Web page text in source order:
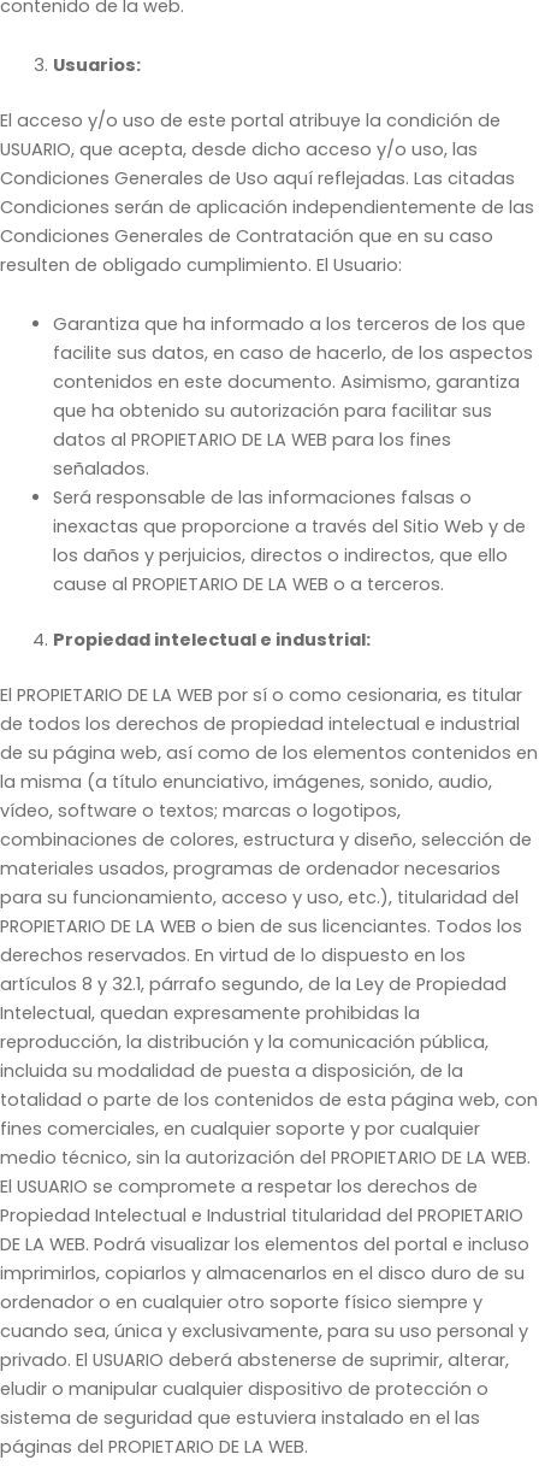
contenido de la web.
Usuarios:
El acceso y/o uso de este portal atribuye la condición de
USUARIO, que acepta, desde dicho acceso y/o uso, las
Condiciones Generales de Uso aquí reflejadas. Las citadas
Condiciones serán de aplicación independientemente de las
Condiciones Generales de Contratación que en su caso
resulten de obligado cumplimiento. El Usuario:
Garantiza que ha informado a los terceros de los que
facilite sus datos, en caso de hacerlo, de los aspectos
contenidos en este documento. Asimismo, garantiza
que ha obtenido su autorización para facilitar sus
datos al PROPIETARIO DE LA WEB para los fines
señalados.
Será responsable de las informaciones falsas o
inexactas que proporcione a través del Sitio Web y de
los daños y perjuicios, directos o indirectos, que ello
cause al PROPIETARIO DE LA WEB o a terceros.
Propiedad intelectual e industrial:
El PROPIETARIO DE LA WEB por sí o como cesionaria, es titular
de todos los derechos de propiedad intelectual e industrial
de su página web, así como de los elementos contenidos en
la misma (a título enunciativo, imágenes, sonido, audio,
vídeo, software o textos; marcas o logotipos,
combinaciones de colores, estructura y diseño, selección de
materiales usados, programas de ordenador necesarios
para su funcionamiento, acceso y uso, etc.), titularidad del
PROPIETARIO DE LA WEB o bien de sus licenciantes. Todos los
derechos reservados. En virtud de lo dispuesto en los
artículos 8 y 32.1, párrafo segundo, de la Ley de Propiedad
Intelectual, quedan expresamente prohibidas la
reproducción, la distribución y la comunicación pública,
incluida su modalidad de puesta a disposición, de la
totalidad o parte de los contenidos de esta página web, con
fines comerciales, en cualquier soporte y por cualquier
medio técnico, sin la autorización del PROPIETARIO DE LA WEB.
El USUARIO se compromete a respetar los derechos de
Propiedad Intelectual e Industrial titularidad del PROPIETARIO
DE LA WEB. Podrá visualizar los elementos del portal e incluso
imprimirlos, copiarlos y almacenarlos en el disco duro de su
ordenador o en cualquier otro soporte físico siempre y
cuando sea, única y exclusivamente, para su uso personal y
privado. El USUARIO deberá abstenerse de suprimir, alterar,
eludir o manipular cualquier dispositivo de protección o
sistema de seguridad que estuviera instalado en el las
páginas del PROPIETARIO DE LA WEB.